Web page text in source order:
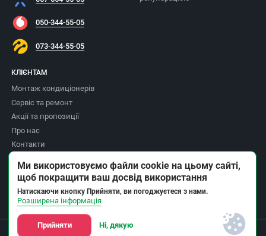
050-344-55-05
073-344-55-05
КЛІЄНТАМ
Монтаж кондиціонерів
Сервіс та ремонт
Акції та пропозиції
Про нас
Контакти
Повернення товару
© Інтернет-магазин Climat ОПТ - продажа
Ми використовуємо файли cookie на цьому сайті,
щоб покращити ваш досвід використання
Натискаючи кнопку Прийняти, ви погоджуєтеся з нами.
Розширена інформація
Ні, дякую
Прийняти